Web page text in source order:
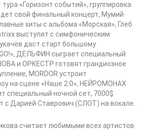
«Горизонт событий», группировка
свой финальный концерт, Мумий
хиты с альбома «Морская», Глеб
выступят с симфоническим
даст старт большому
ДЕЛЬФИН сыграет специальный
и ОРКЕСТР готовят грандиозное
MORDOR устроит
на сцене «Наше 2.0», НЕЙРОМОНАХ
специальный ночной сет, 7000$
с Дарией Ставрович (СЛОТ) на вокале.
считает любимыми всех артистов